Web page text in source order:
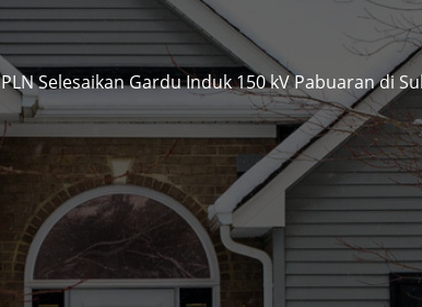
PLN Selesaikan Gardu Induk 150 kV Pabuaran di